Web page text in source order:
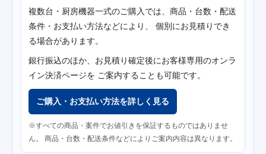
複数台・厨房機器一式のご購入では、商品・台数・配送
条件・お支払い方法などにより、 個別にお見積りでき
る場合があります。
銀行振込のほか、お見積り確定後にお客様専用のオンラ
イン決済ページを ご案内することも可能です。
ご購入・お支払い方法を詳しく見る
※すべての商品・案件でお値引きを保証するものではありませ
ん。 商品・台数・配送条件などによりご案内内容は異なります。